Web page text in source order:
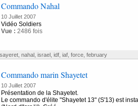
Commando Nahal
10 Juillet 2007
Vidéo Soldiers
Vue : 2486 fois
sayeret, nahal, israel, idf, iaf, force, february
Commando marin Shayetet
10 Juillet 2007
Présentation de la Shayetet.
Le commando d'élite "Shayetet 13" (S'13) est